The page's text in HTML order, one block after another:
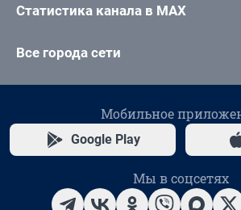
Статистика канала в MAX
Все города сети
Мобильное
Google Play
Мы в соцсетях